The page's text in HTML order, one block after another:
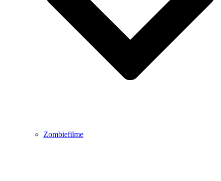
Zombiefilme